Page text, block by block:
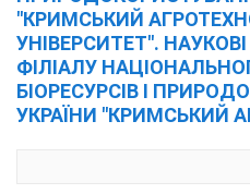
"КРИМСЬКИЙ
УНІВЕРСИТЕТ".
ФІЛІАЛУ
БІОРЕСУРСІВ І
УКРАЇНИ "КРИМСЬКИЙ